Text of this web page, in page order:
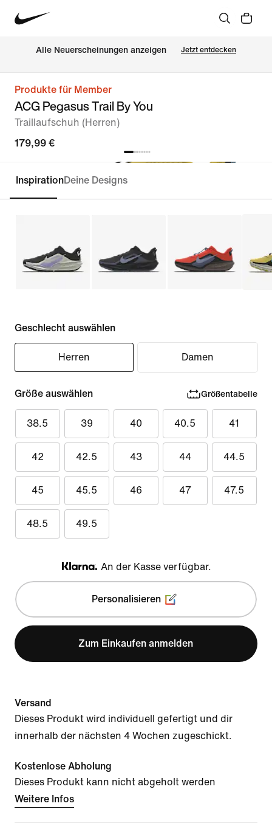
Alle Neuerscheinungen anzeigen Jetzt entdecken
Produkte für Member
ACG Pegasus Trail By You
Traillaufschuh (Herren)
179,99 €
Personalisieren
InspirationDeine Designs
Geschlecht auswählen
Herren Damen
Größe auswählen Größentabelle
38.5 39 40 40.5 41
42 42.5 43 44 44.5
45 45.5 46 47 47.5
48.5 49.5
Klarna
An der Kasse verfügbar.
Personalisieren
Zum Einkaufen anmelden
Versand
Dieses Produkt wird individuell gefertigt und dir
innerhalb der nächsten 4 Wochen zugeschickt.
Kostenlose Abholung
Dieses Produkt kann nicht abgeholt werden
Weitere Infos